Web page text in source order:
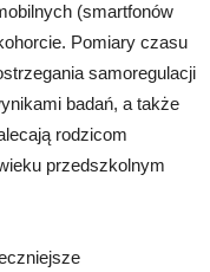
(smartfonów
Pomiary czasu
samoregulacji
badań, a także
rodzicom
przedszkolnym